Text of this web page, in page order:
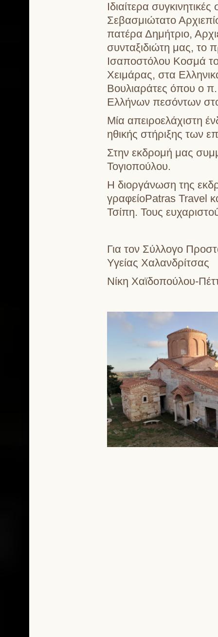
Ιδιαίτερα
Σεβασμιώτατο
πατέρα Δημήτριο,
συνταξιδιώτη μας, το
Ισαποστόλου Κοσμά
Χειμάρας, στα
Βουλιαράτες όπου ο
Ελλήνων πεσόντων
Μία απειροελάχιστη
ηθικής στήριξης των
Στην εκδρομή μας
Τογιοπούλου.
Η διοργάνωση της
γραφείοPatras Travel
Τσίπη. Τους
Για τον Σύλλογο
Υγείας Χαλανδρίτσας
Νίκη Χαϊδοπούλου-